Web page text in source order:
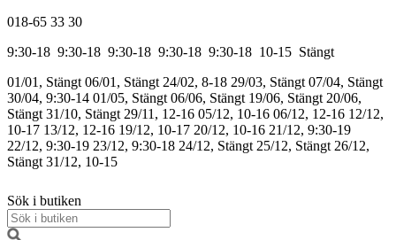
018-65 33 30
9:30-18 9:30-18 9:30-18 9:30-18 9:30-18 10-15 Stängt
01/01, Stängt 06/01, Stängt 24/02, 8-18 29/03, Stängt 07/04, Stängt
30/04, 9:30-14 01/05, Stängt 06/06, Stängt 19/06, Stängt 20/06,
Stängt 31/10, Stängt 29/11, 12-16 05/12, 10-16 06/12, 12-16 12/12,
10-17 13/12, 12-16 19/12, 10-17 20/12, 10-16 21/12, 9:30-19
22/12, 9:30-19 23/12, 9:30-18 24/12, Stängt 25/12, Stängt 26/12,
Stängt 31/12, 10-15
Sök i butiken